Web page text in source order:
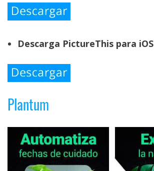
Descarga PictureThis para iOS
Plantum